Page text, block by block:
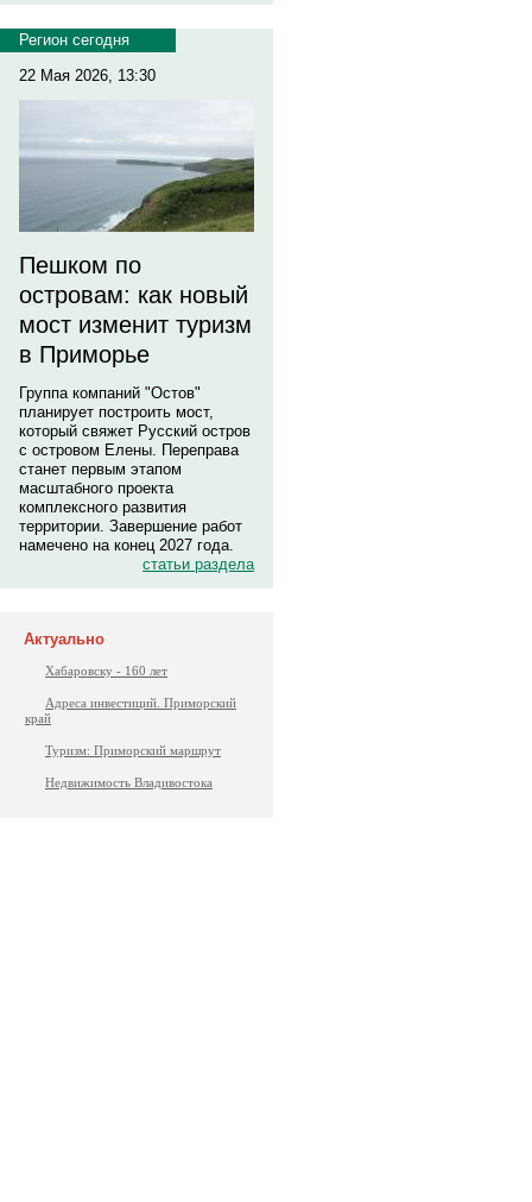
Регион сегодня
22 Мая 2026, 13:30
Пешком по
островам: как новый
мост изменит туризм
в Приморье
Группа компаний "Остов"
планирует построить мост,
который свяжет Русский остров
с островом Елены. Переправа
станет первым этапом
масштабного проекта
комплексного развития
территории. Завершение работ
намечено на конец 2027 года.
статьи раздела
Актуально
Хабаровску - 160 лет
Адреса инвестиций. Приморский
край
Туризм: Приморский маршрут
Недвижимость Владивостока